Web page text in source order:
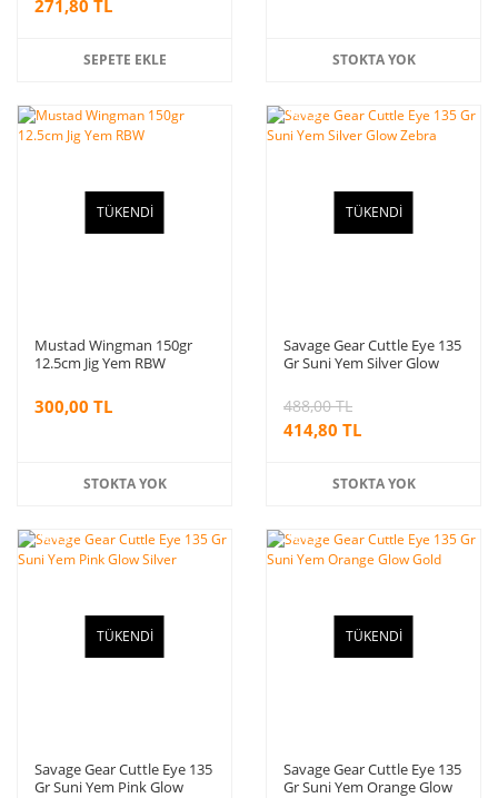
271,80 TL
SEPETE EKLE STOKTA YOK
TÜKENDİ
Mustad Wingman 150gr
12.5cm Jig Yem RBW
300,00 TL
STOKTA YOK
%15
indirim
TÜKENDİ
Savage Gear Cuttle Eye 135
Gr Suni Yem Silver Glow
414,80 TL
488,00 TL
STOKTA YOK
%15
indirim
TÜKENDİ
Savage Gear Cuttle Eye 135
Gr Suni Yem Pink Glow
%15
indirim
TÜKENDİ
Savage Gear Cuttle Eye 135
Gr Suni Yem Orange Glow